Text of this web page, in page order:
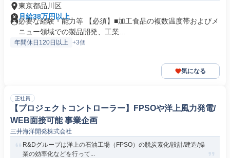
東京都品川区
月給38万円以上
必要な経験・能力等 【必須】■加工食品の複数温度帯およびメ
ニュー領域での製品開発、工業...
年間休日120日以上 +3個
気になる
正社員
【プロジェクトコントローラー】FPSOや洋上風力発電/
WEB面接可能 事業企画
三井海洋開発株式会社
R&Dグループは洋上の石油工場（FPSO）の脱炭素化/設計/建造/操
業の効率化などを行って...